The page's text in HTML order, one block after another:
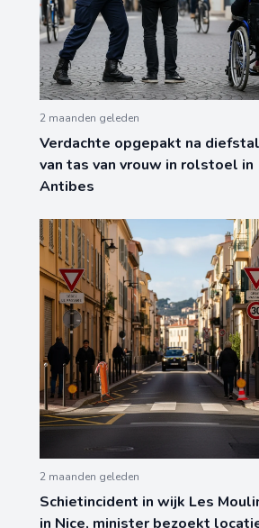
2 maanden geleden
Verdachte opgepakt na diefstal
van tas van vrouw in rolstoel in
Antibes
2 maanden geleden
Schietincident in wijk Les
in Nice, minister bezoekt